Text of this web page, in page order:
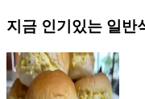
지금 인기있는 일반